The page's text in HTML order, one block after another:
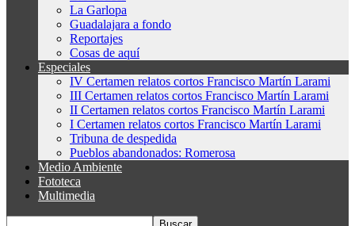
La Garlopa
Guadalajara a fondo
Reportajes
Cosas de aquí
Especiales
IV Certamen relatos cortos Francisco Martín Larami
III Certamen relatos cortos Francisco Martín Larami
II Certamen relatos cortos Francisco Martín Larami
I Certamen relatos cortos Francisco Martín Larami
Tribuna de despedida
Pueblos abandonados: Romerosa
Medio Ambiente
Fototeca
Multimedia